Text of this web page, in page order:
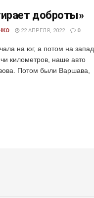
доброты»
22 АПРЕЛЯ, 2022 0
на юг, а потом на запад,
километров, наше авто
Потом были Варшава,